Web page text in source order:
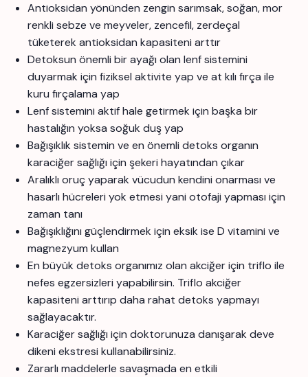
Antioksidan yönünden zengin sarımsak, soğan, mor
renkli sebze ve meyveler, zencefil, zerdeçal
tüketerek antioksidan kapasiteni arttır
Detoksun önemli bir ayağı olan lenf sistemini
duyarmak için fiziksel aktivite yap ve at kılı fırça ile
kuru fırçalama yap
Lenf sistemini aktif hale getirmek için başka bir
hastalığın yoksa soğuk duş yap
Bağışıklık sistemin ve en önemli detoks organın
karaciğer sağlığı için şekeri hayatından çıkar
Aralıklı oruç yaparak vücudun kendini onarması ve
hasarlı hücreleri yok etmesi yani otofaji yapması için
zaman tanı
Bağışıklığını güçlendirmek için eksik ise D vitamini ve
magnezyum kullan
En büyük detoks organımız olan akciğer için triflo ile
nefes egzersizleri yapabilirsin. Triflo akciğer
kapasiteni arttırıp daha rahat detoks yapmayı
sağlayacaktır.
Karaciğer sağlığı için doktorunuza danışarak deve
dikeni ekstresi kullanabilirsiniz.
Zararlı maddelerle savaşmada en etkili